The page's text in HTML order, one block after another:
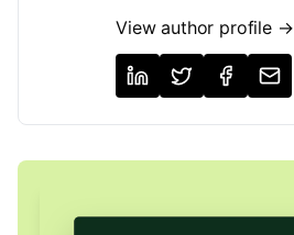
View author profile →